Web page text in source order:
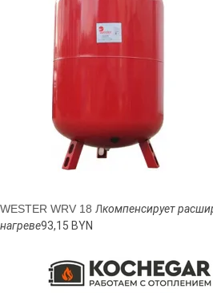
WESTER WRV 18 Лкомпенсирует
нагреве93,15 BYN